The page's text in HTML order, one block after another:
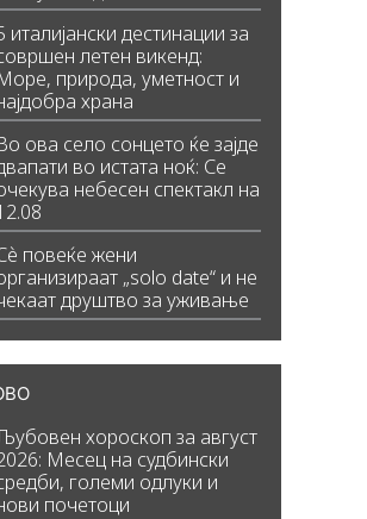
италијански дестинации за
летен викенд:
природа, уметност и
храна
ова село сонцето ќе зајде
во истата ноќ: Се
небесен спектакл на
повеќе жени
„solo date“ и не
друштво за уживање
хороскоп за август
Месец на судбински
големи одлуки и
почетоци